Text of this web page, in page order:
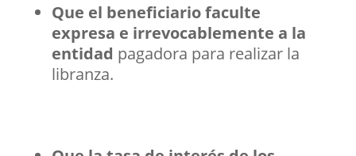
Que el beneficiario faculte
expresa e irrevocablemente a la
entidad pagadora para realizar la
libranza.